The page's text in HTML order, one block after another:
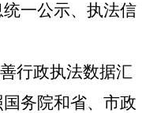
一公示、执法信
行政执法数据汇
务院和省、市政